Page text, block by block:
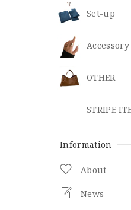
Set-up
​Accessory
OTHER
STRIPE
Information
About
News